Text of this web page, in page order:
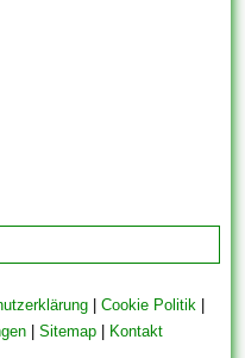
| Cookie Politik|
| Sitemap| Kontakt